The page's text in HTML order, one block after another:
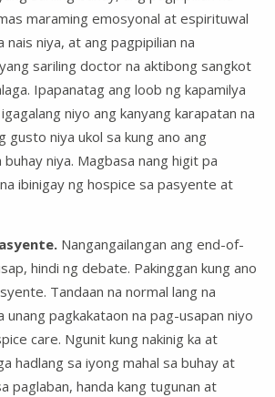
maraming emosyonal at espirituwal
niya, at ang pagpipilian na
sariling doctor na aktibong sangkot
Ipapanatag ang loob ng kapamilya
niyo ang kanyang karapatan na
gusto niya ukol sa kung ano ang
buhay niya. Magbasa nang higit pa
ibinigay ng hospice sa pasyente at
Nangangailangan ang end-of-
hindi ng debate. Pakinggan kung ano
Tandaan na normal lang na
unang pagkakataon na pag-usapan niyo
care. Ngunit kung nakinig ka at
hadlang sa iyong mahal sa buhay at
paglaban, handa kang tugunan at